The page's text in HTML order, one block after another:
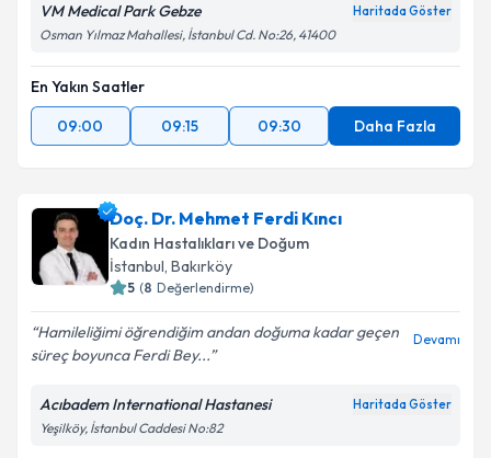
VM Medical Park Gebze Haritada Göster
Osman Yılmaz Mahallesi, İstanbul Cd. No:26, 41400
En Yakın Saatler
09:00
09:15 09:30 Daha Fazla
Doç. Dr. Mehmet Ferdi Kıncı
Kadın Hastalıkları ve Doğum
İstanbul, Bakırköy
5 (8 Değerlendirme)
Hamileliğimi öğrendiğim andan doğuma kadar geçen
süreç boyunca Ferdi Bey...
Devamı
Acıbadem International Hastanesi Haritada Göster
Yeşilköy, İstanbul Caddesi No:82